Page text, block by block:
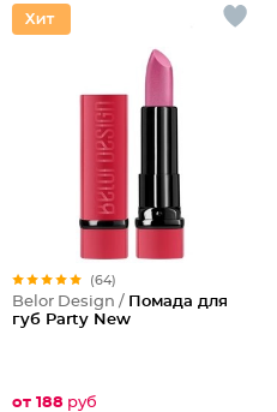
(64)
Belor Design / Помада для
губ Party New
от 188 руб